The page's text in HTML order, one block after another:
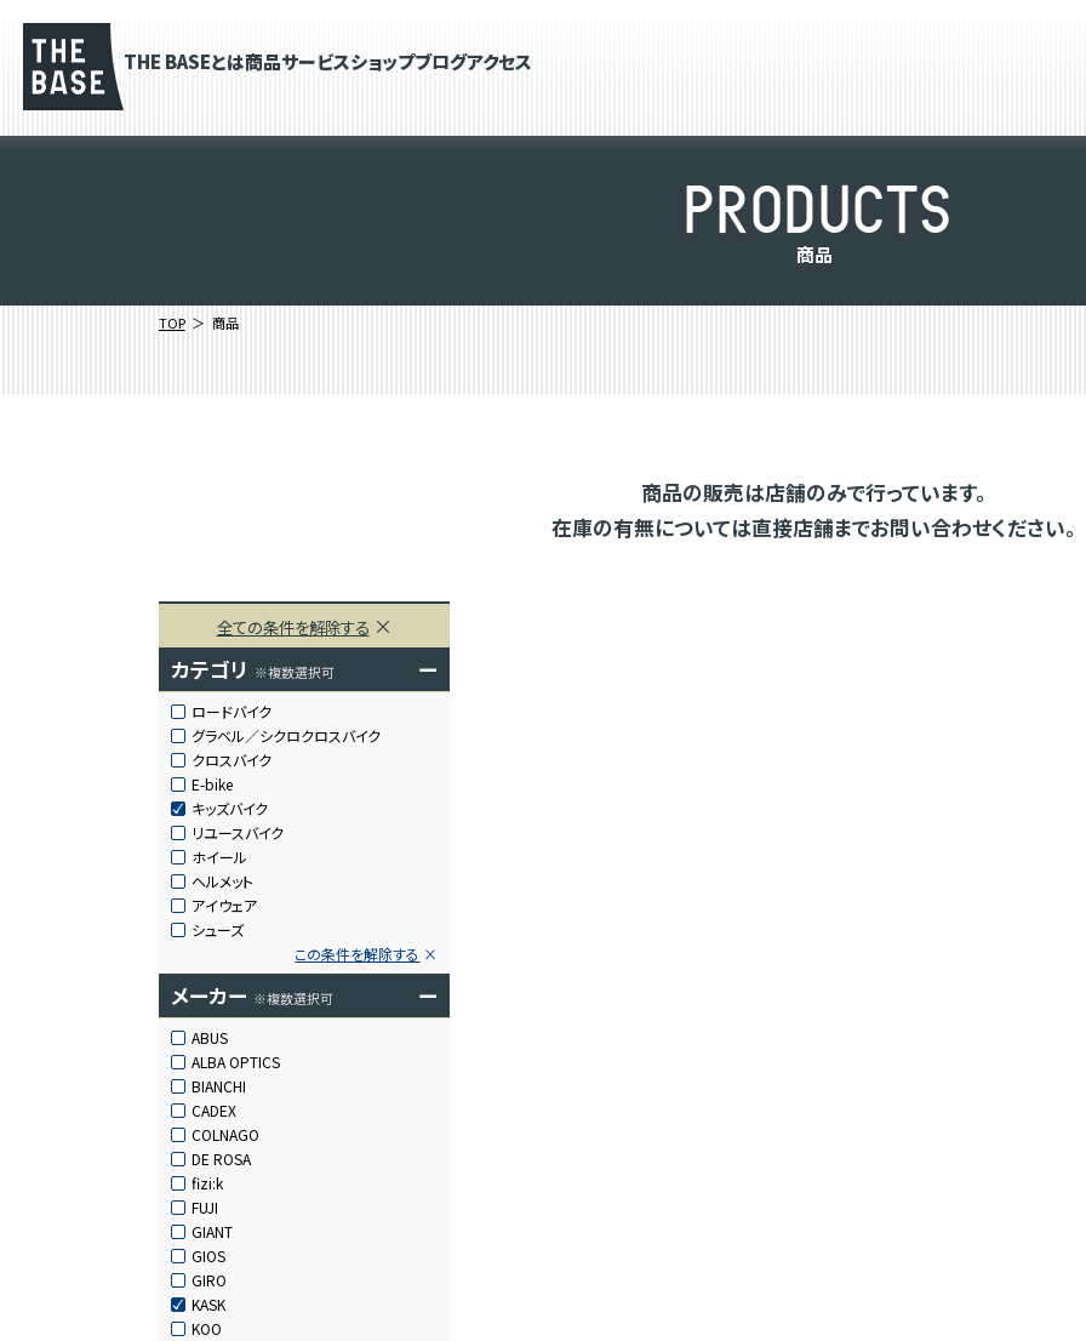
THE BASEとは商品サービスショップブログアクセス
PRODUCTS
商品
TOP 商品
商品の販売は店舗のみで行っています。
在庫の有無については直接店舗までお問い合わせください。
全ての条件を解除する
カテゴリ ※複数選択可 ー
ロードバイク
グラベル／シクロクロスバイク
クロスバイク
E-bike
キッズバイク
リユースバイク
ホイール
ヘルメット
アイウェア
シューズ
この条件を解除する
メーカー ※複数選択可 ー
ABUS
ALBA OPTICS
BIANCHI
CADEX
COLNAGO
DE ROSA
fizi:k
FUJI
GIANT
GIOS
GIRO
KASK
KOO